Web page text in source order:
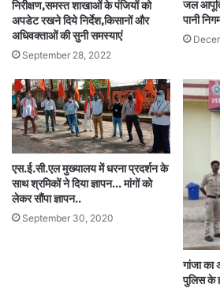
निरीक्षण,समस्त शाखाओं के पंजियों को
अपडेट रखने दिये निर्देश,किसानों और
अधिवक्ताओं की सुनी समस्याएं
September 28, 2022
जल
पानी
एस.ई.सी.एल मुख्यालय में धरना प्रदर्शन के
साथ श्रमिकों ने दिया ज्ञापन… मांगों को
लेकर सौंपा ज्ञापन..
September 30, 2020
गांजा का
पुलिस के